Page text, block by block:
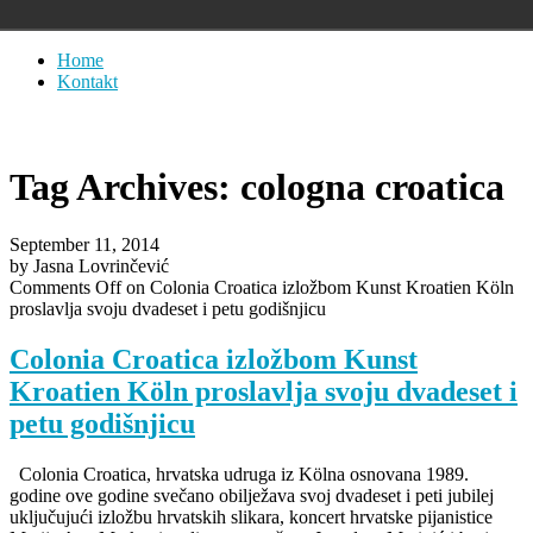
Home
Kontakt
Tag Archives: cologna croatica
September 11, 2014
by Jasna Lovrinčević
Comments Offon Colonia Croatica izložbom Kunst Kroatien Köln
proslavlja svoju dvadeset i petu godišnjicu
Colonia Croatica izložbom Kunst
Kroatien Köln proslavlja svoju dvadeset i
petu godišnjicu
Colonia Croatica, hrvatska udruga iz Kölna osnovana 1989.
godine ove godine svečano obilježava svoj dvadeset i peti jubilej
uključujući izložbu hrvatskih slikara, koncert hrvatske pijanistice